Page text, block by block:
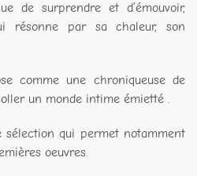
de surprendre et d’émouvoir,
résonne par sa chaleur, son
comme une chroniqueuse de
un monde intime émietté .
sélection qui permet notamment
oeuvres.